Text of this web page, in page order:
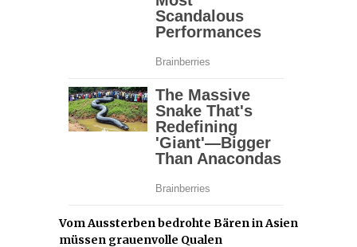
Vom Aussterben bedrohte Bären in Asien
müssen grauenvolle Qualen